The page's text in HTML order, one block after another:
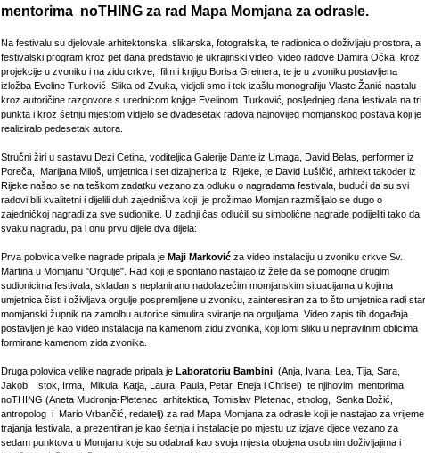
mentorima noTHING za rad Mapa Momjana za odrasle.
Na festivalu su djelovale arhitektonska, slikarska, fotografska, te radionica o doživljaju prostora, a
festivalski program kroz pet dana predstavio je ukrajinski video, video radove Damira Očka, kroz
projekcije u zvoniku i na zidu crkve, film i knjigu Borisa Greinera, te je u zvoniku postavljena
izložba Eveline Turković Slika od Zvuka, vidjeli smo i tek izašlu monografiju Vlaste Žanić nastalu
kroz autoričine razgovore s urednicom knjige Evelinom Turković, posljednjeg dana festivala na tri
punkta i kroz šetnju mjestom vidjelo se dvadesetak radova najnovijeg momjanskog postava koji je
realiziralo pedesetak autora.
Stručni žiri u sastavu Dezi Cetina, voditeljica Galerije Dante iz Umaga, David Belas, performer iz
Poreča, Marijana Miloš, umjetnica i set dizajnerica iz Rijeke, te David Lušičić, arhitekt također iz
Rijeke našao se na teškom zadatku vezano za odluku o nagradama festivala, budući da su svi
radovi bili kvalitetni i dijelili duh zajedništva koji je prožimao Momjan razmišljalo se dugo o
zajedničkoj nagradi za sve sudionike. U zadnji čas odlučili su simbolične nagrade podijeliti tako da
svaku nagradu, pa i onu prvu dijele dva dijela:
Prva polovica velke nagrade pripala je Maji Marković za video instalaciju u zvoniku crkve Sv.
Martina u Momjanu "Orgulje". Rad koji je spontano nastajao iz želje da se pomogne drugim
sudionicima festivala, skladan s neplanirano nadolazećim momjanskim situacijama u kojima
umjetnica čisti i oživljava orgulje pospremljene u zvoniku, zainteresiran za to što umjetnica radi
momjanski župnik na zamolbu autorice simulira sviranje na orguljama. Video zapis tih događaja
postavljen je kao video instalacija na kamenom zidu zvonika, koji lomi sliku u nepravilnim oblicima
formirane kamenom zida zvonika.
Druga polovica velike nagrade pripala je Laboratoriu Bambini (Anja, Ivana, Lea, Tija, Sara,
Jakob, Istok, Irma, Mikula, Katja, Laura, Paula, Petar, Eneja i Chrisel) te njihovim mentorima
noTHING (Aneta Mudronja-Pletenac, arhitektica, Tomislav Pletenac, etnolog, Senka Božić,
antropolog i Mario Vrbančić, redatelj) za rad Mapa Momjana za odrasle koji je nastajao za vrijeme
trajanja festivala, a prezentiran je kao šetnja i instalacije po mjestu uz izjave djece vezano za
sedam punktova u Momjanu koje su odabrali kao svoja mjesta obojena osobnim doživljajima i